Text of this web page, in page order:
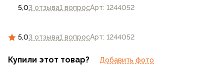
5,03 отзыва1 вопросАрт: 1244052
5,03 отзыва1 вопросАрт: 1244052
Купили этот товар? Добавить фото